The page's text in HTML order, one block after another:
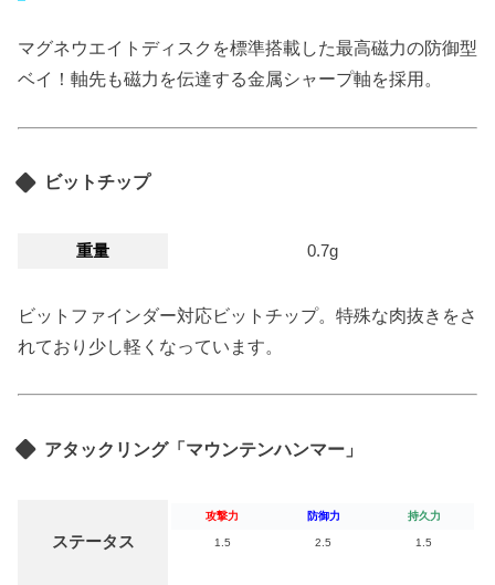
マグネウエイトディスクを標準搭載した最高磁力の防御型
ベイ！軸先も磁力を伝達する金属シャープ軸を採用。
ビットチップ
重量 0.7g
ビットファインダー対応ビットチップ。特殊な肉抜きをさ
れており少し軽くなっています。
アタックリング「マウンテンハンマー」
ステータス
攻撃力 防御力 持久力
1.5 2.5 1.5